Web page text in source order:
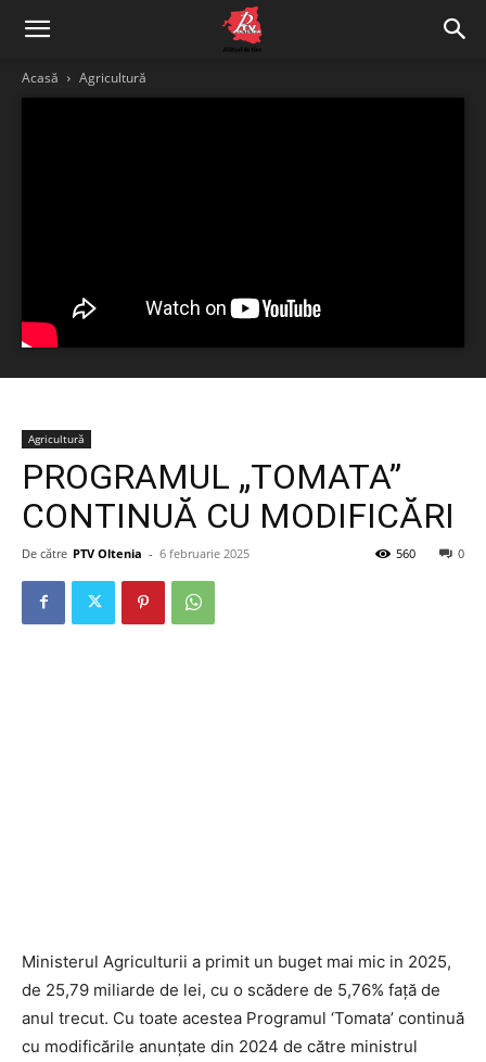
Acasă Agricultură
Agricultură
PROGRAMUL „TOMATA”
CONTINUĂ CU MODIFICĂRI
De către PTV Oltenia - 6 februarie 2025 0
560
Ministerul Agriculturii a primit un buget mai mic in 2025,
de 25,79 miliarde de lei, cu o scădere de 5,76% față de
anul trecut. Cu toate acestea Programul ‘Tomata’ continuă
cu modificările anunțate din 2024 de către ministrul